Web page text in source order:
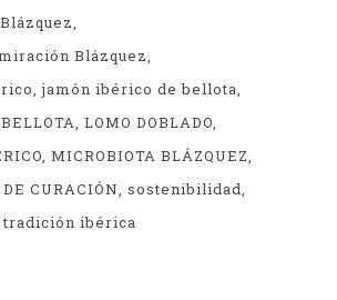
Blázquez
jamón ibérico de bellota
LOMO DOBLADO
MICROBIOTA BLÁZQUEZ
DE CURACIÓN sostenibilidad
tradición ibérica